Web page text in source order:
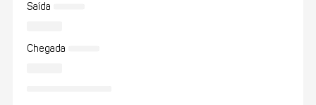
Saída
Chegada